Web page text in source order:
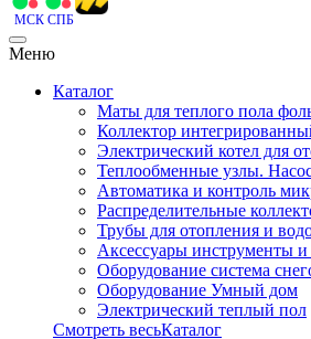
МСК СПБ
Меню
Каталог
Маты для теплого пола
Коллектор
Электрический котел для
Теплообменные узлы.
Автоматика и контроль
Распределительные
Трубы для отопления и
Аксессуары инструменты
Оборудование система
Оборудование Умный дом
Электрический теплый пол
Смотреть весьКаталог